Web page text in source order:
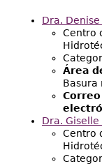
Dra.
Centro
Área
Basura
Correo
Dra. Giselle
Centro